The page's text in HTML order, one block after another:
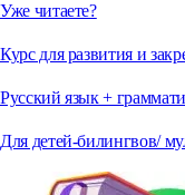
Уже читаете?
Курс для развития и
Русский язык +
Для детей-билингвов/